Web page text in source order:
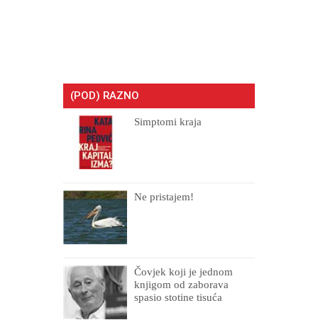
(POD) RAZNO
Simptomi kraja
Ne pristajem!
Čovjek koji je jednom
knjigom od zaborava
spasio stotine tisuća